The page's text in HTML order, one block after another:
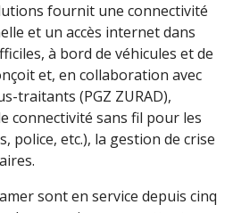
fournit une connectivité
et un accès internet dans
à bord de véhicules et de
et, en collaboration avec
traitants (PGZ ZURAD),
connectivité sans fil pour les
police, etc.), la gestion de crise
sont en service depuis cinq